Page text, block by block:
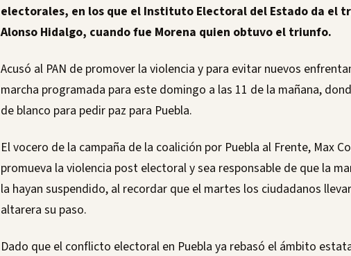
electorales, en los que el Instituto Electoral del Estado da el
Alonso Hidalgo, cuando fue Morena quien obtuvo el triunfo.
Acusó al PAN de promover la violencia y para evitar nuevos
marcha programada para este domingo a las 11 de la mañana,
de blanco para pedir paz para Puebla.
El vocero de la campaña de la coalición por Puebla al Frente, Max
promueva la violencia post electoral y sea responsable de que la
la hayan suspendido, al recordar que el martes los ciudadanos
altarera su paso.
Dado que el conflicto electoral en Puebla ya rebasó el ámbito